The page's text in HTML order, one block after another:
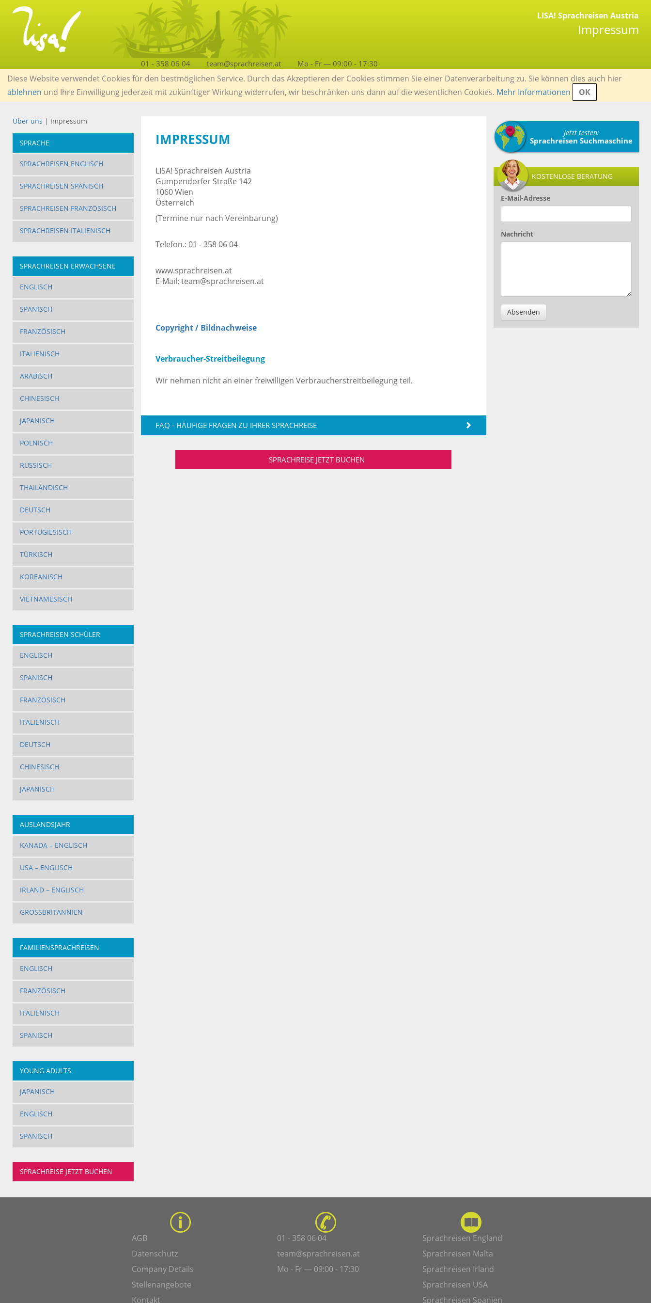
LISA! Sprachreisen Austria
Impressum
01 - 358 06 04 team@sprachreisen.at Mo - Fr — 09:00 - 17:30
Diese Website verwendet Cookies für den bestmöglichen Service. Durch das Akzeptieren der Cookies stimmen Sie einer Datenverarbeitung zu. Sie können dies auch hier
ablehnen und Ihre Einwilligung jederzeit mit zukünftiger Wirkung widerrufen, wir beschränken uns dann auf die wesentlichen Cookies. Mehr Informationen OK
Über uns | Impressum
SPRACHE
SPRACHREISEN ENGLISCH
SPRACHREISEN SPANISCH
SPRACHREISEN FRANZÖSISCH
SPRACHREISEN ITALIENISCH
SPRACHREISEN ERWACHSENE
ENGLISCH
SPANISCH
FRANZÖSISCH
ITALIENISCH
ARABISCH
CHINESISCH
JAPANISCH
POLNISCH
RUSSISCH
THAILÄNDISCH
DEUTSCH
PORTUGIESISCH
TÜRKISCH
KOREANISCH
VIETNAMESISCH
SPRACHREISEN SCHÜLER
ENGLISCH
SPANISCH
FRANZÖSISCH
ITALIENISCH
DEUTSCH
CHINESISCH
JAPANISCH
AUSLANDSJAHR
KANADA – ENGLISCH
USA – ENGLISCH
IRLAND – ENGLISCH
GROSSBRITANNIEN
FAMILIENSPRACHREISEN
ENGLISCH
FRANZÖSISCH
ITALIENISCH
SPANISCH
YOUNG ADULTS
JAPANISCH
ENGLISCH
SPANISCH
SPRACHREISE JETZT BUCHEN
IMPRESSUM
LISA! Sprachreisen Austria
Gumpendorfer Straße 142
1060 Wien
Österreich
(Termine nur nach Vereinbarung)
Telefon.: 01 - 358 06 04
www.sprachreisen.at
E-Mail: team@sprachreisen.at
Copyright / Bildnachweise
Verbraucher-Streitbeilegung
Wir nehmen nicht an einer freiwilligen Verbraucherstreitbeilegung teil.
FAQ - HÄUFIGE FRAGEN ZU IHRER SPRACHREISE
SPRACHREISE JETZT BUCHEN
Jetzt testen:
Sprachreisen Suchmaschine
KOSTENLOSE BERATUNG
E-Mail-Adresse
Nachricht
Absenden
AGB
Datenschutz
Company Details
Stellenangebote
Kontakt
01 - 358 06 04
team@sprachreisen.at
Mo - Fr — 09:00 - 17:30
Sprachreisen England
Sprachreisen Malta
Sprachreisen Irland
Sprachreisen USA
Sprachreisen Spanien